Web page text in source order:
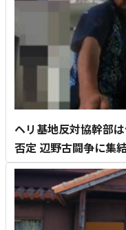
ヘリ基地反対協幹部
否定 辺野古闘争に集